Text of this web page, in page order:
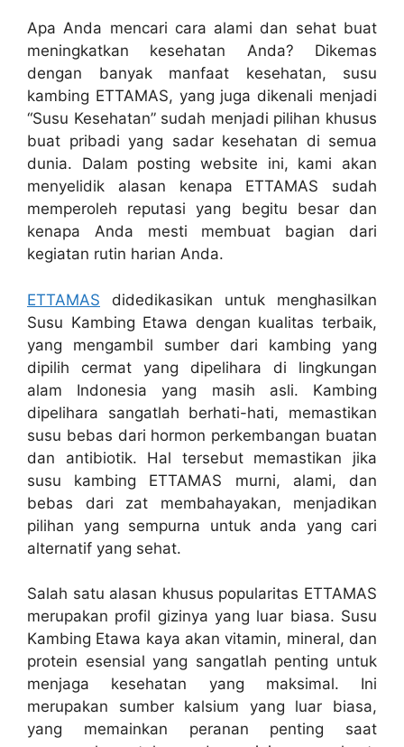
Apa Anda mencari cara alami dan sehat buat
meningkatkan kesehatan Anda? Dikemas
dengan banyak manfaat kesehatan, susu
kambing ETTAMAS, yang juga dikenali menjadi
“Susu Kesehatan” sudah menjadi pilihan khusus
buat pribadi yang sadar kesehatan di semua
dunia. Dalam posting website ini, kami akan
menyelidik alasan kenapa ETTAMAS sudah
memperoleh reputasi yang begitu besar dan
kenapa Anda mesti membuat bagian dari
kegiatan rutin harian Anda.
ETTAMAS didedikasikan untuk menghasilkan
Susu Kambing Etawa dengan kualitas terbaik,
yang mengambil sumber dari kambing yang
dipilih cermat yang dipelihara di lingkungan
alam Indonesia yang masih asli. Kambing
dipelihara sangatlah berhati-hati, memastikan
susu bebas dari hormon perkembangan buatan
dan antibiotik. Hal tersebut memastikan jika
susu kambing ETTAMAS murni, alami, dan
bebas dari zat membahayakan, menjadikan
pilihan yang sempurna untuk anda yang cari
alternatif yang sehat.
Salah satu alasan khusus popularitas ETTAMAS
merupakan profil gizinya yang luar biasa. Susu
Kambing Etawa kaya akan vitamin, mineral, dan
protein esensial yang sangatlah penting untuk
menjaga kesehatan yang maksimal. Ini
merupakan sumber kalsium yang luar biasa,
yang memainkan peranan penting saat